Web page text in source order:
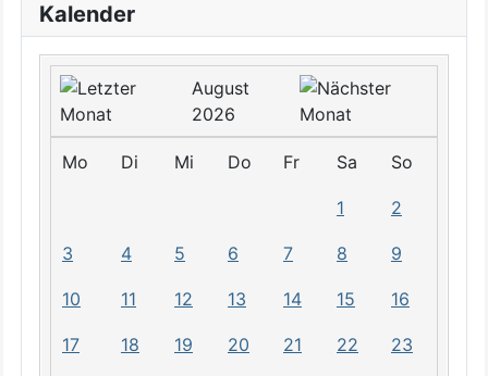
Kalender
August
2026
Mo Di Mi Do Fr Sa So
1 2
3 4 5 6 7 8 9
10 11 12 13 14 15 16
17 18 19 20 21 22 23